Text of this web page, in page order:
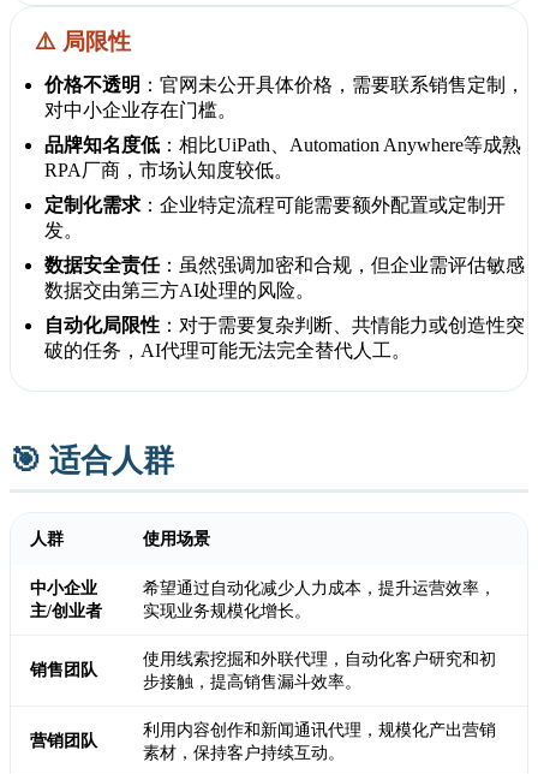
⚠️ 局限性
价格不透明 ：官网未公开具体价格，需要联系销售定制，
对中小企业存在门槛。
品牌知名度低 ：相比UiPath、Automation Anywhere等成熟
RPA厂商，市场认知度较低。
定制化需求 ：企业特定流程可能需要额外配置或定制开
发。
数据安全责任：虽然强调加密和合规，但企业需评估敏感
数据交由第三方AI处理的风险。
自动化局限性 ：对于需要复杂判断、共情能力或创造性突
破的任务，AI代理可能无法完全替代人工。
🎯 适合人群
人群 使用场景
中小企业
主/创业者
希望通过自动化减少人力成本，提升运营效率，
实现业务规模化增长。
销售团队
使用线索挖掘和外联代理，自动化客户研究和初
步接触，提高销售漏斗效率。
营销团队
利用内容创作和新闻通讯代理，规模化产出营销
素材，保持客户持续互动。